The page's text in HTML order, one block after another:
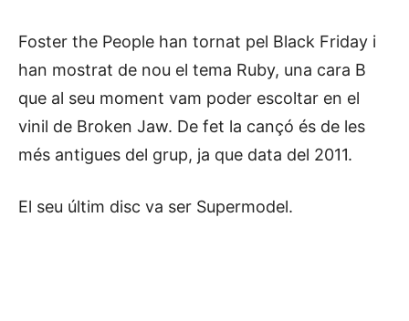
Foster the People han tornat pel Black Friday i
han mostrat de nou el tema Ruby, una cara B
que al seu moment vam poder escoltar en el
vinil de Broken Jaw. De fet la cançó és de les
més antigues del grup, ja que data del 2011.
El seu últim disc va ser Supermodel.